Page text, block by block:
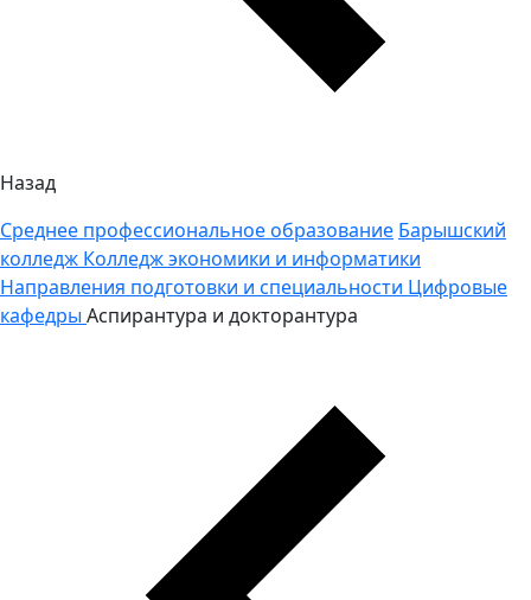
Назад
Среднее профессиональное образование Барышский
колледж Колледж экономики и информатики
Направления подготовки и специальности Цифровые
кафедры Аспирантура и докторантура